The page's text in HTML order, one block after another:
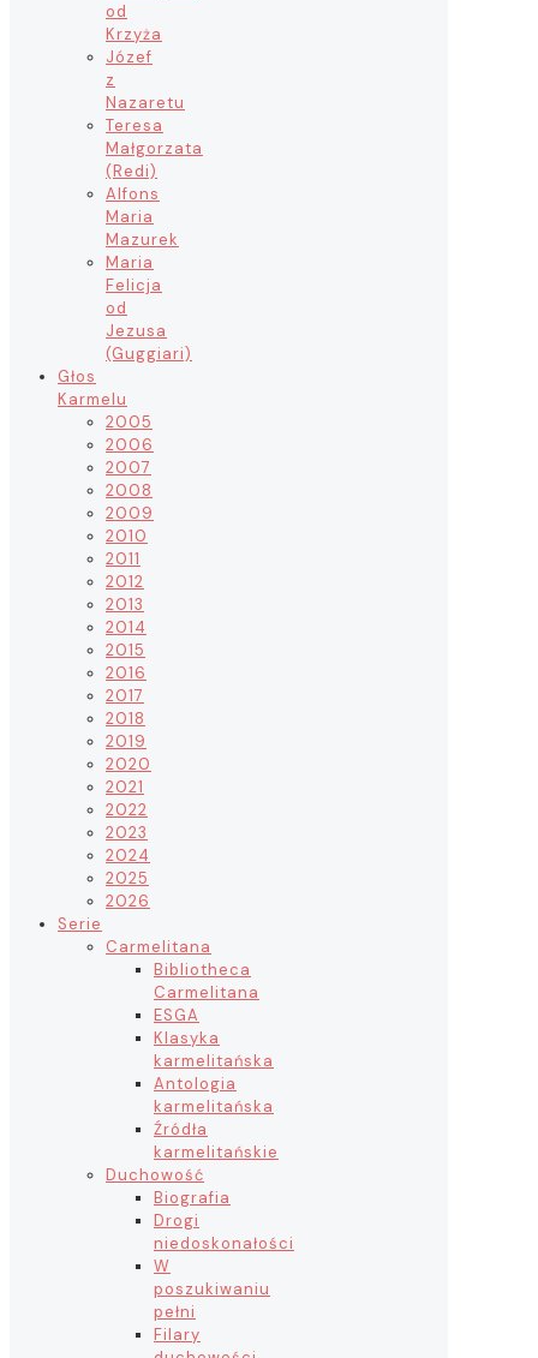
od
Krzyża
Józef
z
Nazaretu
Teresa
Małgorzata
(Redi)
Alfons
Maria
Mazurek
Maria
Felicja
od
Jezusa
(Guggiari)
Głos
Karmelu
2005
2006
2007
2008
2009
2010
2011
2012
2013
2014
2015
2016
2017
2018
2019
2020
2021
2022
2023
2024
2025
2026
Serie
Carmelitana
Bibliotheca
Carmelitana
ESGA
Klasyka
karmelitańska
Antologia
karmelitańska
Źródła
karmelitańskie
Duchowość
Biografia
Drogi
niedoskonałości
W
poszukiwaniu
pełni
Filary